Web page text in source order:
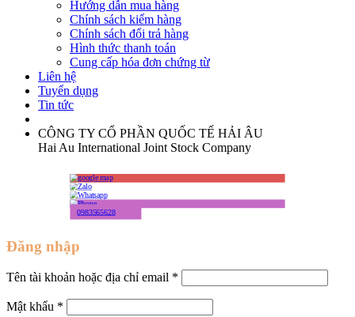
Hướng dẫn mua hàng
Chính sách kiểm hàng
Chính sách đổi trả hàng
Hình thức thanh toán
Cung cấp hóa đơn chứng từ
Liên hệ
Tuyển dụng
Tin tức
CÔNG TY CỔ PHẦN QUỐC TẾ HẢI ÂU
Hai Au International Joint Stock Company
0983565628
Đăng nhập
Tên tài khoản hoặc địa chỉ email *
Mật khẩu *